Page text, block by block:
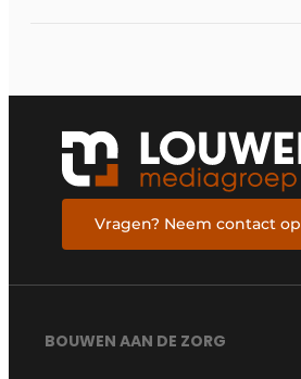
Vragen? Neem contact op
BOUWEN AAN DE ZORG